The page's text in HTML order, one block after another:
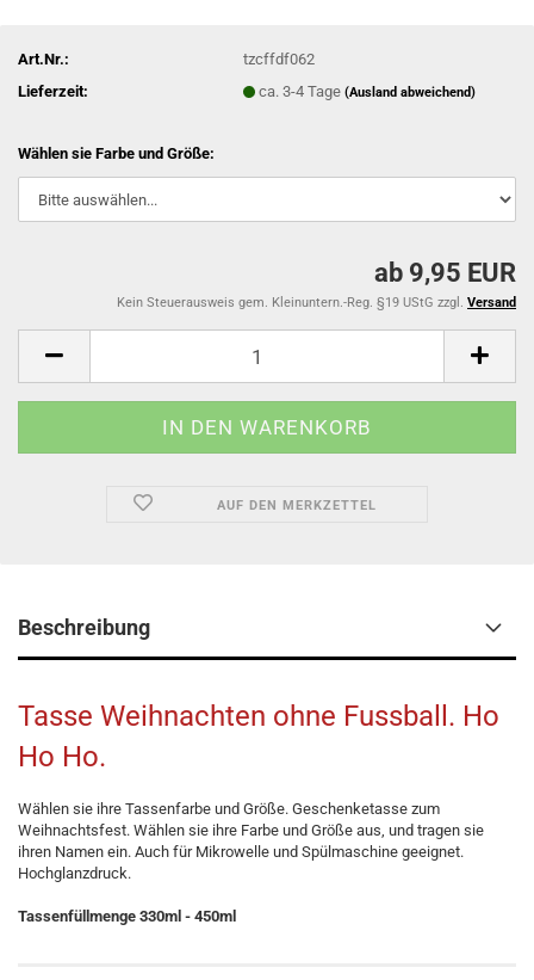
Art.Nr.:
tzcffdf062
Lieferzeit:
ca. 3-4 Tage(Ausland abweichend)
Wählen sie Farbe und Größe:
ab 9,95 EUR
Kein Steuerausweis gem. Kleinuntern.-Reg. §19 UStG zzgl. Versand
AUF DEN MERKZETTEL
Beschreibung
Tasse Weihnachten ohne Fussball. Ho
Ho Ho.
Wählen sie ihre Tassenfarbe und Größe. Geschenketasse zum
Weihnachtsfest. Wählen sie ihre Farbe und Größe aus, und tragen sie
ihren Namen ein. Auch für Mikrowelle und Spülmaschine geeignet.
Hochglanzdruck.
Tassenfüllmenge 330ml - 450ml